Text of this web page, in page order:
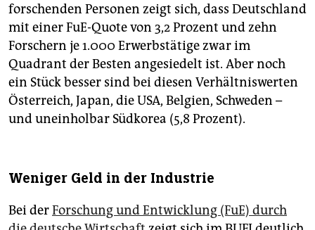
forschenden Personen zeigt sich, dass Deutschland
mit einer FuE-Quote von 3,2 Prozent und zehn
Forschern je 1.000 Erwerbstätige zwar im
Quadrant der Besten angesiedelt ist. Aber noch
ein Stück besser sind bei diesen Verhältniswerten
Österreich, Japan, die USA, Belgien, Schweden –
und uneinholbar Südkorea (5,8 Prozent).
Weniger Geld in der Industrie
Bei derForschung und Entwicklung (FuE) durch